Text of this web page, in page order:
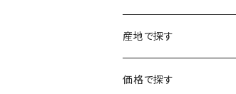
シャルル・エドシック
ジャン・ラルマン
ロワール
スロヴァキア
オーストリア
チリ
アメリカ
福袋
シャンパーニュセット
産地で探す
アメリカ
価格で探す